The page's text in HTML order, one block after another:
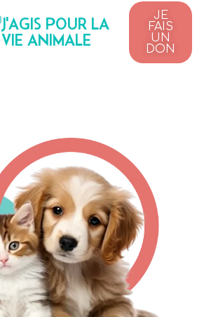
J'AGIS POUR LA
VIE ANIMALE
JE
FAIS
UN
DON